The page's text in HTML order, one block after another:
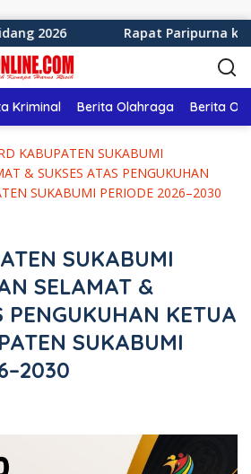
Rapat Paripurna ke-11
Kriminal Berita Olahraga Berita
KABUPATEN SUKABUMI
& SUKSES ATAS PENGUKUHAN
SUKABUMI PERIODE 2026–2030
SUKABUMI
SELAMAT &
PENGUKUHAN KETUA
SUKABUMI